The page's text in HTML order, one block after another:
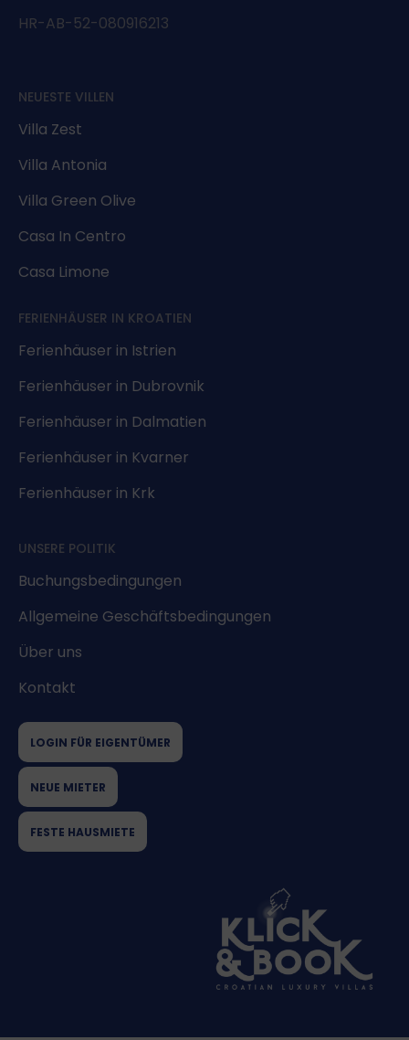
HR-AB-52-080916213
NEUESTE VILLEN
Villa Zest
Villa Antonia
Villa Green Olive
Casa In Centro
Casa Limone
FERIENHÄUSER IN KROATIEN
Ferienhäuser in Istrien
Ferienhäuser in Dubrovnik
Ferienhäuser in Dalmatien
Ferienhäuser in Kvarner
Ferienhäuser in Krk
UNSERE POLITIK
Buchungsbedingungen
Allgemeine Geschäftsbedingungen
Über uns
Kontakt
LOGIN FÜR EIGENTÜMER
NEUE MIETER
FESTE HAUSMIETE